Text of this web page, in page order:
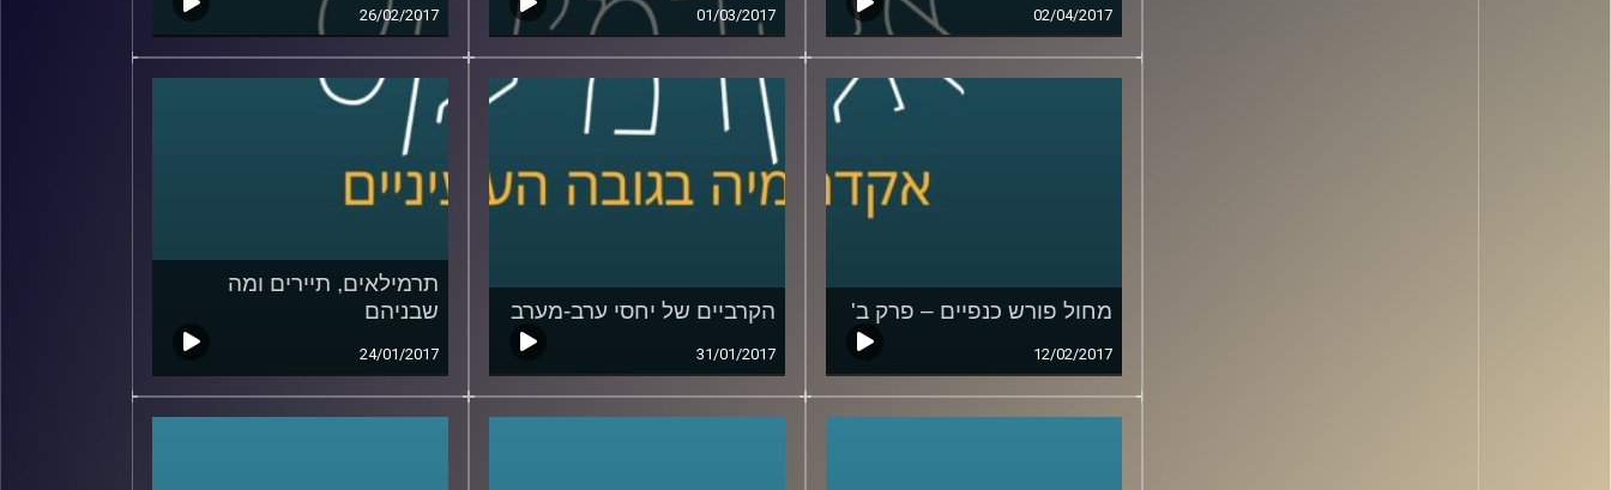
02/04/2017
01/03/2017
26/02/2017
מחול פורש כנפיים – פרק ב'
12/02/2017
הקרביים של יחסי ערב-מערב
31/01/2017
תרמילאים, תיירים ומה
שבניהם
24/01/2017